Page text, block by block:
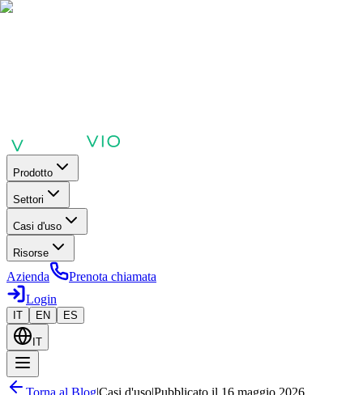
Prodotto
Settori
Casi d'uso
Risorse
Azienda
Prenota chiamata
Login
IT EN ES
IT
Torna al Blog|Casi d'uso|Pubblicato il 16 maggio 2026